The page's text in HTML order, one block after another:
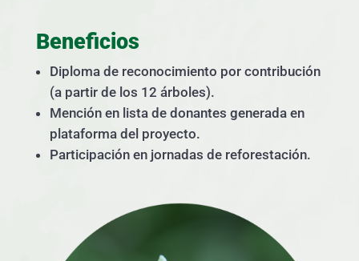
Beneficios
Diploma de reconocimiento por contribución
(a partir de los 12 árboles).
Mención en lista de donantes generada en
plataforma del proyecto.
Participación en jornadas de reforestación.